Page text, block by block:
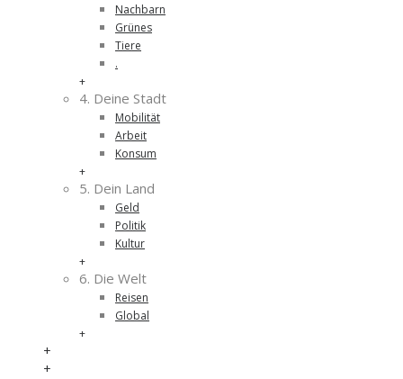
Nachbarn
Grünes
Tiere
.
+
4. Deine Stadt
Mobilität
Arbeit
Konsum
+
5. Dein Land
Geld
Politik
Kultur
+
6. Die Welt
Reisen
Global
+
+
+